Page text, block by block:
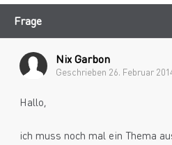
Frage
Nix Garbon
Geschrieben 26. Februar
Hallo,
ich muss noch mal ein Thema